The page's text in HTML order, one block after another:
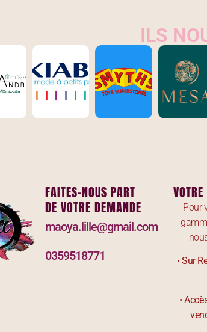
ILS
FAITES-NOUS PART
DE VOTRE DEMANDE
maoya.lille@gmail.com
0359518771
Pour
• Sur
•